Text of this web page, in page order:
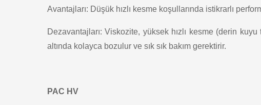
Avantajları: Düşük hızlı kesme koşullarında istikrarlı
Dezavantajları: Viskozite, yüksek hızlı kesme (derin
altında kolayca bozulur ve sık sık bakım gerektirir.
PAC HV